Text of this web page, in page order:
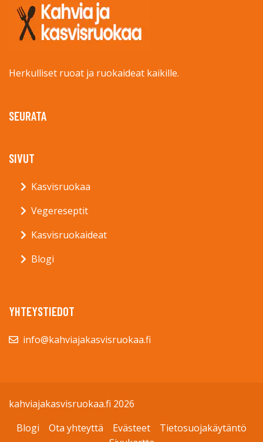
Herkulliset ruoat ja ruokaideat kaikille.
SEURATA
SIVUT
Kasvisruokaa
Vegereseptit
Kasvisruokaideat
Blogi
YHTEYSTIEDOT
info@kahviajakasvisruokaa.fi
kahviajakasvisruokaa.fi 2026
Blogi
Ota yhteyttä Evästeet
Tietosuojakäytäntö